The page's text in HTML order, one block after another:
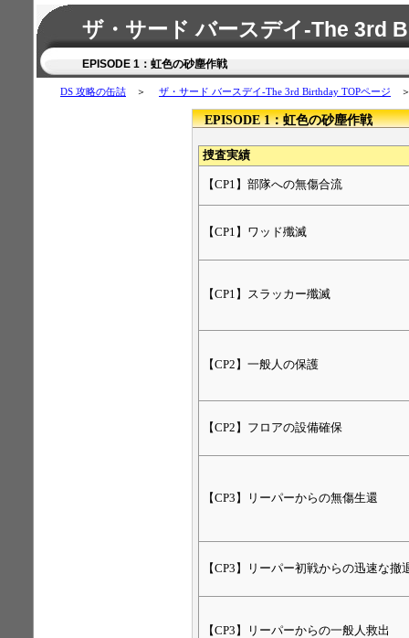
ザ・サード バースデイ-The 3rd
EPISODE 1：虹色の砂塵作戦
DS 攻略の缶詰 ＞ ザ・サード バースデイ-The 3rd Birthday TOPページ ＞
EPISODE 1：虹色の砂塵作戦
捜査実績
【CP1】部隊への無傷合流
【CP1】ワッド殲滅
【CP1】スラッカー殲滅
【CP2】一般人の保護
【CP2】フロアの設備確保
【CP3】リーパーからの無傷生還
【CP3】リーパー初戦からの迅速な撤
【CP3】リーパーからの一般人救出